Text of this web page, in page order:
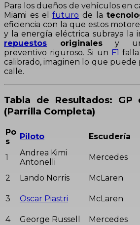
Para los dueños de vehículos en
Miami es elfuturo de la
eficiencia con la que estos
y la energía eléctrica subraya la
repuestos originalesy un
preventivo riguroso. Si un F1
calibrado, imaginen lo que puede
calle.
Tabla de Resultados:
(Parrilla Completa)
Po
s
Piloto Escudería
1
Andrea Kimi
Antonelli
Mercedes
2 Lando Norris McLaren
3 Oscar Piastri McLaren
4 George Russell Mercedes